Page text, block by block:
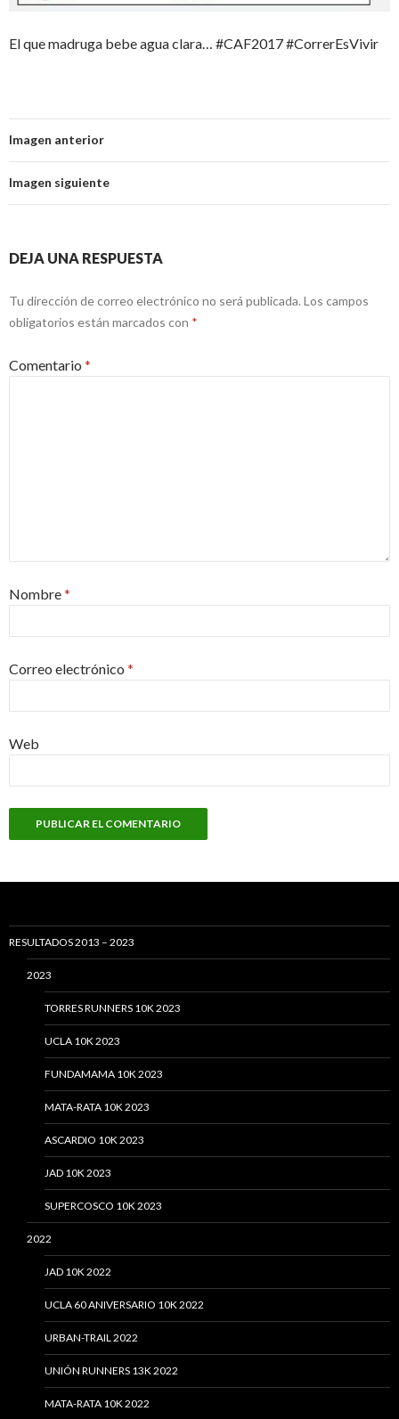
El que madruga bebe agua clara… #CAF2017 #CorrerEsVivir
Imagen anterior
Imagen siguiente
DEJA UNA RESPUESTA
Tu dirección de correo electrónico no será publicada. Los campos
obligatorios están marcados con *
Comentario *
Nombre*
Correo electrónico *
Web
RESULTADOS 2013 – 2023
2023
TORRES RUNNERS 10K 2023
UCLA 10K 2023
FUNDAMAMA 10K 2023
MATA-RATA 10K 2023
ASCARDIO 10K 2023
JAD 10K 2023
SUPERCOSCO 10K 2023
2022
JAD 10K 2022
UCLA 60 ANIVERSARIO 10K 2022
URBAN-TRAIL 2022
UNIÓN RUNNERS 13K 2022
MATA-RATA 10K 2022